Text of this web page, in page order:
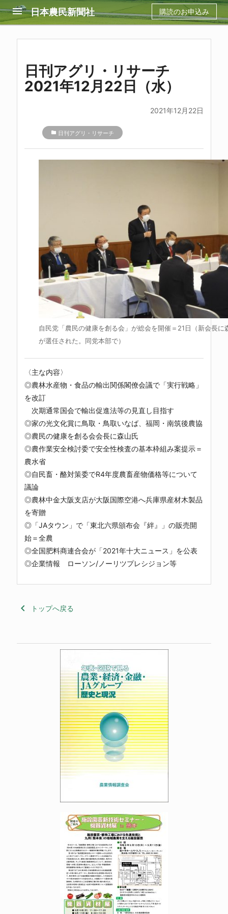
menu 日本農民新聞社 購読のお申込み
日刊アグリ・リサーチ
2021年12月22日（水）
2021年12月22日
folder 日刊アグリ・リサーチ
自民党「農民の健康を創る会」が総会を開催＝21日（新会長に
が選任された。同党本部で）
〈主な内容〉
◎農林水産物・食品の輸出関係閣僚会議で「実行戦略」
を改訂
次期通常国会で輸出促進法等の見直し目指す
◎家の光文化賞に鳥取・鳥取いなば、福岡・南筑後農協
◎農民の健康を創る会会長に森山氏
◎農作業安全検討委で安全性検査の基本枠組み案提示＝
農水省
◎自民畜・酪対策委でR4年度農畜産物価格等について
議論
◎農林中金大阪支店が大阪国際空港へ兵庫県産材木製品
を寄贈
◎「JAタウン」で「東北六県頒布会『絆』」の販売開
始＝全農
◎全国肥料商連合会が「2021年十大ニュース」を公表
◎企業情報 ローソン/ノーリツプレシジョン等
keyboard_arrow_left トップへ戻る